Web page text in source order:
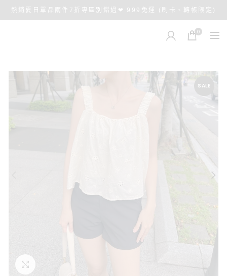
熱銷夏日單品兩件7折專區別錯過❤ 999免運 (刷卡、轉帳限定)
0
SALE